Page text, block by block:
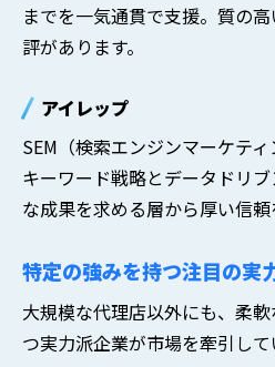
までを一気通貫で支援。質の
評があります。
アイレップ
SEM（検索エンジンマーケテ
キーワード戦略とデータドリ
な成果を求める層から厚い信頼
特定の強みを持つ注目の実
大規模な代理店以外にも、柔
つ実力派企業が市場を牽引して